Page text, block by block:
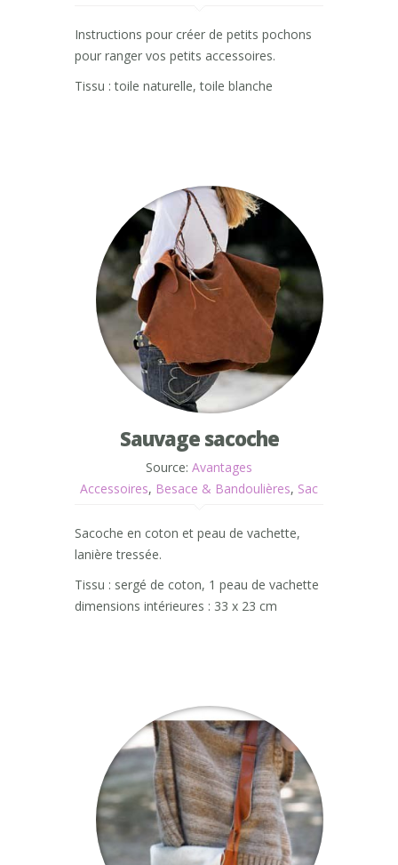
Instructions pour créer de petits pochons
pour ranger vos petits accessoires.
Tissu : toile naturelle, toile blanche
Sauvage sacoche
Source: Avantages
Accessoires, Besace & Bandoulières, Sac
Sacoche en coton et peau de vachette,
lanière tressée.
Tissu : sergé de coton, 1 peau de vachette
dimensions intérieures : 33 x 23 cm